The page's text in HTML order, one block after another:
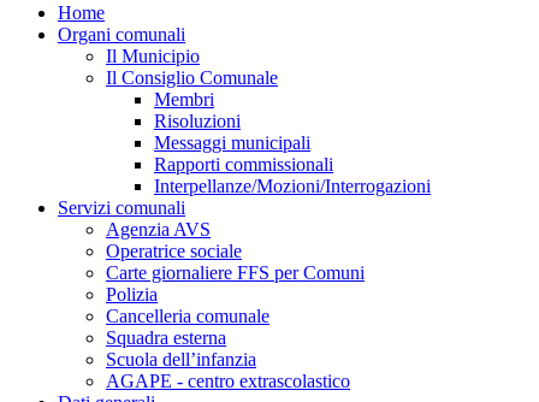
Home
Organi comunali
Il Municipio
Il Consiglio Comunale
Membri
Risoluzioni
Messaggi municipali
Rapporti commissionali
Interpellanze/Mozioni/Interrogazioni
Servizi comunali
Agenzia AVS
Operatrice sociale
Carte giornaliere FFS per Comuni
Polizia
Cancelleria comunale
Squadra esterna
Scuola dell’infanzia
AGAPE - centro extrascolastico